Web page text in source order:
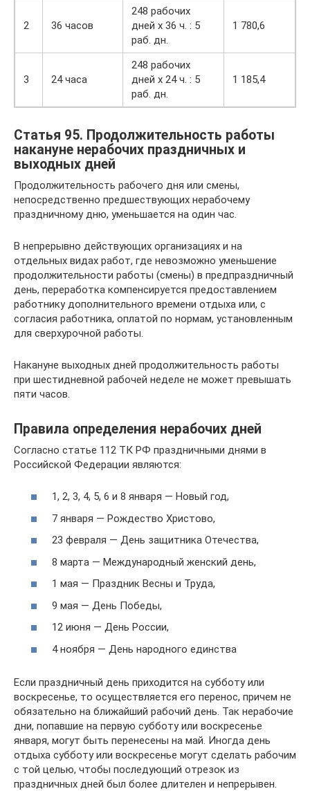
2 36 часов
248 рабочих
дней х 36 ч. : 5
раб. дн.
1 780,6
3 24 часа
248 рабочих
дней х 24 ч. : 5
раб. дн.
1 185,4
Статья 95. Продолжительность работы
накануне нерабочих праздничных и
выходных дней
Продолжительность рабочего дня или смены,
непосредственно предшествующих нерабочему
праздничному дню, уменьшается на один час.
В непрерывно действующих организациях и на
отдельных видах работ, где невозможно уменьшение
продолжительности работы (смены) в предпраздничный
день, переработка компенсируется предоставлением
работнику дополнительного времени отдыха или, с
согласия работника, оплатой по нормам, установленным
для сверхурочной работы.
Накануне выходных дней продолжительность работы
при шестидневной рабочей неделе не может превышать
пяти часов.
Правила определения нерабочих дней
Согласно статье 112 ТК РФ праздничными днями в
Российской Федерации являются:
1, 2, 3, 4, 5, 6 и 8 января — Новый год,
7 января — Рождество Христово,
23 февраля — День защитника Отечества,
8 марта — Международный женский день,
1 мая — Праздник Весны и Труда,
9 мая — День Победы,
12 июня — День России,
4 ноября — День народного единства
Если праздничный день приходится на субботу или
воскресенье, то осуществляется его перенос, причем не
обязательно на ближайший рабочий день. Так нерабочие
дни, попавшие на первую субботу или воскресенье
января, могут быть перенесены на май. Иногда день
отдыха субботу или воскресенье могут сделать рабочим
с той целью, чтобы последующий отрезок из
праздничных дней был более длителен и непрерывен.